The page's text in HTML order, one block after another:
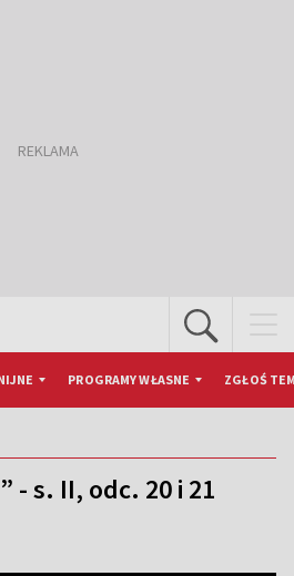
PROGRAMY WŁASNE ZGŁOŚ
- s. II, odc. 20 i 21